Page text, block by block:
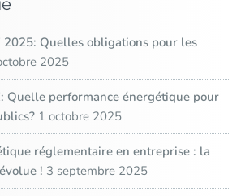
2025: Quelles obligations pour les
2025
Quelle performance énergétique pour
1 octobre 2025
réglementaire en entreprise : la
! 3 septembre 2025